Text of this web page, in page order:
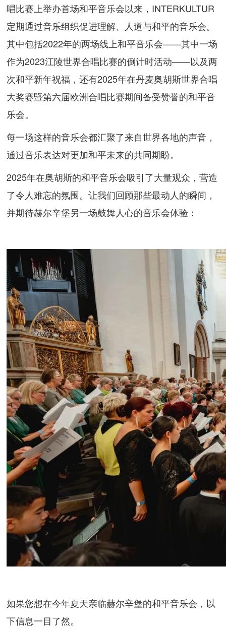
唱比赛上举办首场和平音乐会以来，INTERKULTUR
定期通过音乐组织促进理解、人道与和平的音乐会。
其中包括2022年的两场线上和平音乐会——其中一场
作为2023江陵世界合唱比赛的倒计时活动——以及两
次和平新年祝福，还有2025年在丹麦奥胡斯世界合唱
大奖赛暨第六届欧洲合唱比赛期间备受赞誉的和平音
乐会。
每一场这样的音乐会都汇聚了来自世界各地的声音，
通过音乐表达对更加和平未来的共同期盼。
2025年在奥胡斯的和平音乐会吸引了大量观众，营造
了令人难忘的氛围。让我们回顾那些最动人的瞬间，
并期待赫尔辛堡另一场鼓舞人心的音乐会体验：
如果您想在今年夏天亲临赫尔辛堡的和平音乐会，以
下信息一目了然。